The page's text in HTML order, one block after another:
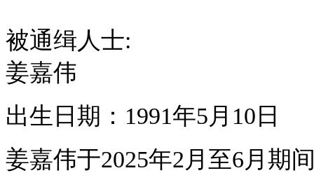
被通缉人士:
姜嘉伟
出生日期：1991年5月10日
姜嘉伟于2025年2月至6月期